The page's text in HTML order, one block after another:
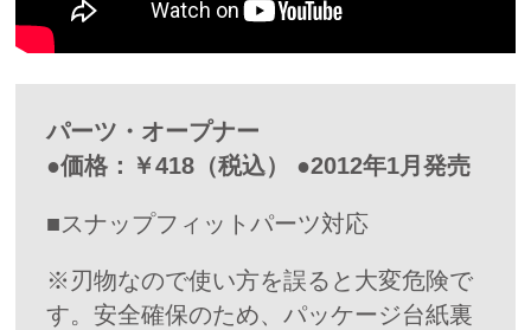
パーツ・オープナー
●価格：￥418（税込） ●2012年1月発売
■スナップフィットパーツ対応
※刃物なので使い方を誤ると大変危険で
す。安全確保のため、パッケージ台紙裏